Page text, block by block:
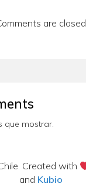
are closed
que mostrar.
Created with
and Kubio